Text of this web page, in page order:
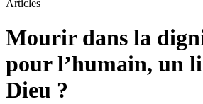
Articles
Mourir dans la
pour l’humain, un
Dieu ?